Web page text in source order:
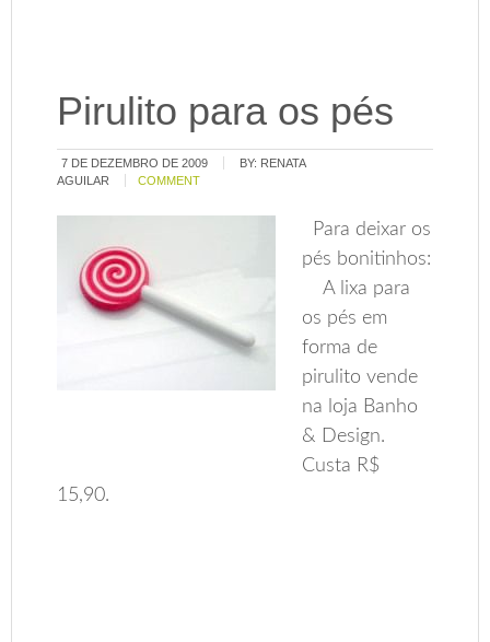
Pirulito para os pés
7 DE DEZEMBRO DE 2009 BY: RENATA
AGUILAR
COMMENT
Para deixar os
pés bonitinhos:
A lixa para
os pés em
forma de
pirulito vende
na loja Banho
& Design.
Custa R$
15,90.